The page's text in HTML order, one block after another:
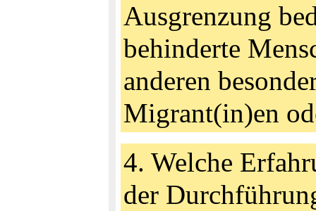
Ausgrenzung
behinderte
anderen
Migrant(in)en
4. Welche
der